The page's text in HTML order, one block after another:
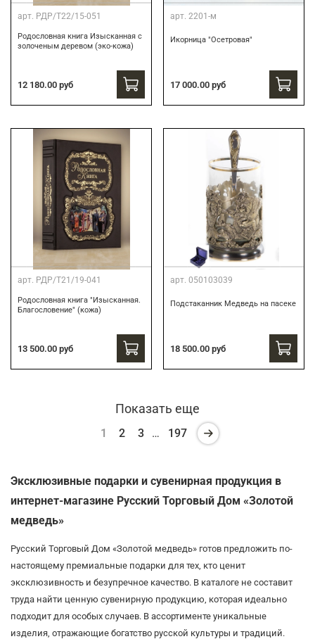
арт. РДР/Т22/15-051
Родословная книга Изысканная с
золоченым деревом (эко-кожа)
12 180.00 руб
арт. 2201-м
Икорница "Осетровая"
17 000.00 руб
арт. РДР/Т21/19-041
Родословная книга "Изысканная.
Благословение" (кожа)
13 500.00 руб
арт. 050103039
Подстаканник Медведь на пасеке
18 500.00 руб
Показать еще
1 2 3 … 197
Эксклюзивные подарки и сувенирная продукция в
интернет-магазине Русский Торговый Дом «Золотой
медведь»
Русский Торговый Дом «Золотой медведь» готов предложить по-
настоящему премиальные подарки для тех, кто ценит
эксклюзивность и безупречное качество. В каталоге не составит
труда найти ценную сувенирную продукцию, которая идеально
подходит для особых случаев. В ассортименте уникальные
изделия, отражающие богатство русской культуры и традиций.